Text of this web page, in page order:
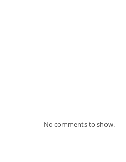
No comments to show.